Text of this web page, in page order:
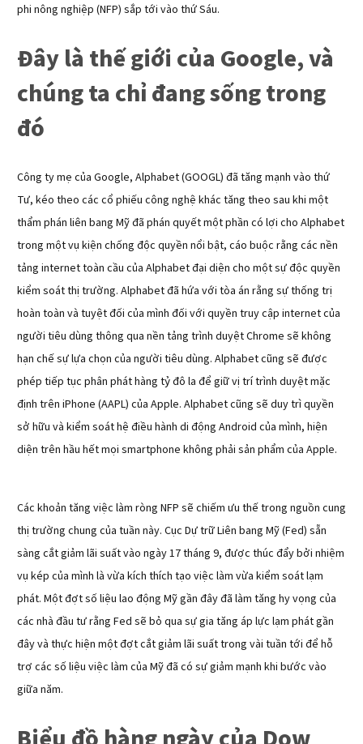
phi nông nghiệp (NFP) sắp tới vào thứ Sáu.
Đây là thế giới của Google, và
chúng ta chỉ đang sống trong
đó
Công ty mẹ của Google, Alphabet (GOOGL) đã tăng mạnh vào thứ
Tư, kéo theo các cổ phiếu công nghệ khác tăng theo sau khi một
thẩm phán liên bang Mỹ đã phán quyết một phần có lợi cho Alphabet
trong một vụ kiện chống độc quyền nổi bật, cáo buộc rằng các nền
tảng internet toàn cầu của Alphabet đại diện cho một sự độc quyền
kiểm soát thị trường. Alphabet đã hứa với tòa án rằng sự thống trị
hoàn toàn và tuyệt đối của mình đối với quyền truy cập internet của
người tiêu dùng thông qua nền tảng trình duyệt Chrome sẽ không
hạn chế sự lựa chọn của người tiêu dùng. Alphabet cũng sẽ được
phép tiếp tục phân phát hàng tỷ đô la để giữ vị trí trình duyệt mặc
định trên iPhone (AAPL) của Apple. Alphabet cũng sẽ duy trì quyền
sở hữu và kiểm soát hệ điều hành di động Android của mình, hiện
diện trên hầu hết mọi smartphone không phải sản phẩm của Apple.
Các khoản tăng việc làm ròng NFP sẽ chiếm ưu thế trong nguồn cung
thị trường chung của tuần này. Cục Dự trữ Liên bang Mỹ (Fed) sẵn
sàng cắt giảm lãi suất vào ngày 17 tháng 9, được thúc đẩy bởi nhiệm
vụ kép của mình là vừa kích thích tạo việc làm vừa kiểm soát lạm
phát. Một đợt số liệu lao động Mỹ gần đây đã làm tăng hy vọng của
các nhà đầu tư rằng Fed sẽ bỏ qua sự gia tăng áp lực lạm phát gần
đây và thực hiện một đợt cắt giảm lãi suất trong vài tuần tới để hỗ
trợ các số liệu việc làm của Mỹ đã có sự giảm mạnh khi bước vào
giữa năm.